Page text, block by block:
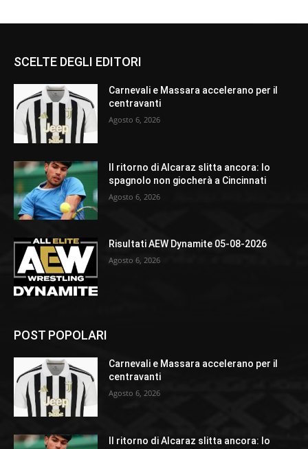
SCELTE DEGLI EDITORI
Carnevali e Massara accelerano per il
centravanti
Agosto 6, 2026
Il ritorno di Alcaraz slitta ancora: lo
spagnolo non giocherà a Cincinnati
Agosto 6, 2026
Risultati AEW Dynamite 05-08-2026
Agosto 6, 2026
POST POPOLARI
Carnevali e Massara accelerano per il
centravanti
Agosto 6, 2026
Il ritorno di Alcaraz slitta ancora: lo